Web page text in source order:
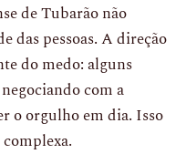
de Tubarão não
das pessoas. A direção
do medo: alguns
com a
o orgulho em dia. Isso